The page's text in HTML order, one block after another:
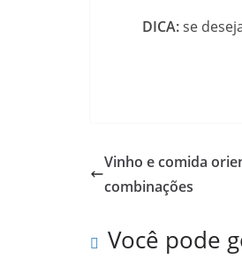
DICA:se
Vinho e comida
combinações
Você pode